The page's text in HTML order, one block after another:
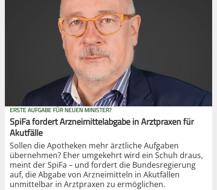
ERSTE AUFGABE FÜR NEUEN MINISTER?
SpiFa fordert Arzneimittelabgabe in Arztpraxen für
Akutfälle
Sollen die Apotheken mehr ärztliche Aufgaben
übernehmen? Eher umgekehrt wird ein Schuh draus,
meint der SpiFa – und fordert die Bundesregierung
auf, die Abgabe von Arzneimitteln in Akutfällen
unmittelbar in Arztpraxen zu ermöglichen.